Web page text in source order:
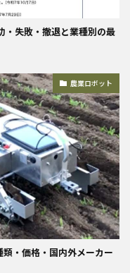
・失敗・撤退と業種別の最
農業ロボット
・価格・国内外メーカー